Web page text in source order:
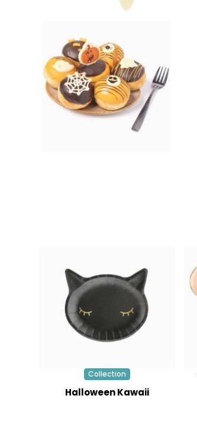
Collection
Halloween Kawaii